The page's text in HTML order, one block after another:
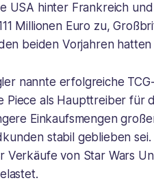
USA hinter Frankreich
Millionen Euro zu,
beiden Vorjahren
nannte erfolgreiche
Piece als Haupttreiber für
Einkaufsmengen
stabil geblieben
Verkäufe von Star Wars